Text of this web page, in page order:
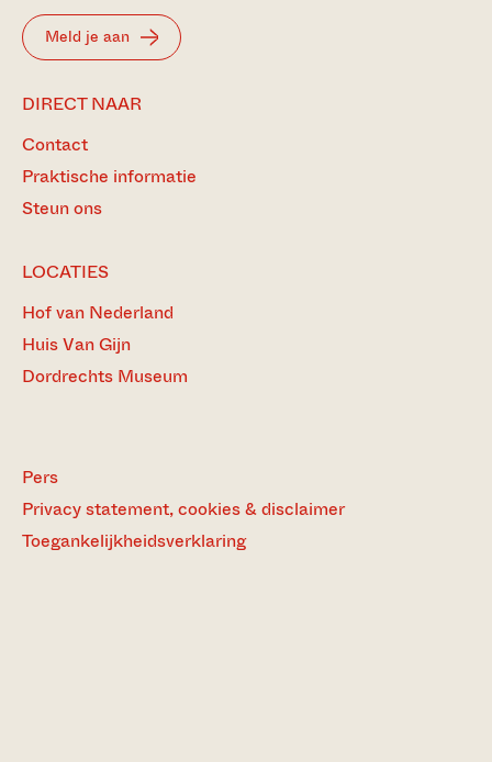
Meld je aan
DIRECT NAAR
Contact
Praktische informatie
Steun ons
LOCATIES
Hof van Nederland
Huis Van Gijn
Dordrechts Museum
Pers
Privacy statement, cookies & disclaimer
Toegankelijkheidsverklaring